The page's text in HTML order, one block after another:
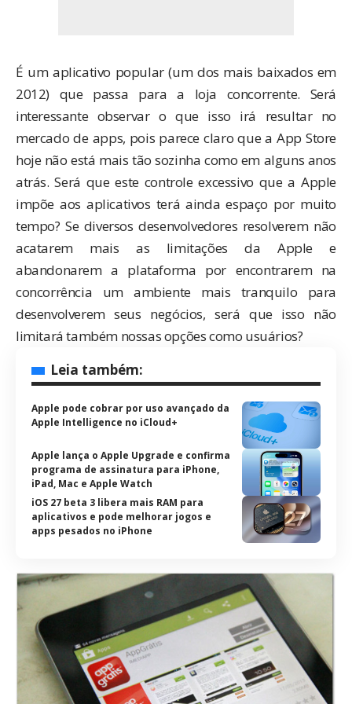
É um aplicativo popular (um dos mais baixados em
2012) que passa para a loja concorrente. Será
interessante observar o que isso irá resultar no
mercado de apps, pois parece claro que a App Store
hoje não está mais tão sozinha como em alguns anos
atrás. Será que este controle excessivo que a Apple
impõe aos aplicativos terá ainda espaço por muito
tempo? Se diversos desenvolvedores resolverem não
acatarem mais as limitações da Apple e
abandonarem a plataforma por encontrarem na
concorrência um ambiente mais tranquilo para
desenvolverem seus negócios, será que isso não
limitará também nossas opções como usuários?
Leia também:
Apple pode cobrar por uso avançado da
Apple Intelligence no iCloud+
Apple lança o Apple Upgrade e confirma
programa de assinatura para iPhone,
iPad, Mac e Apple Watch
iOS 27 beta 3 libera mais RAM para
aplicativos e pode melhorar jogos e
apps pesados no iPhone